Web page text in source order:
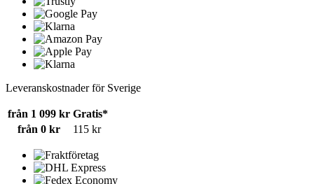
Leveranskostnader för Sverige
från 1 099 kr Gratis*
från 0 kr
115 kr